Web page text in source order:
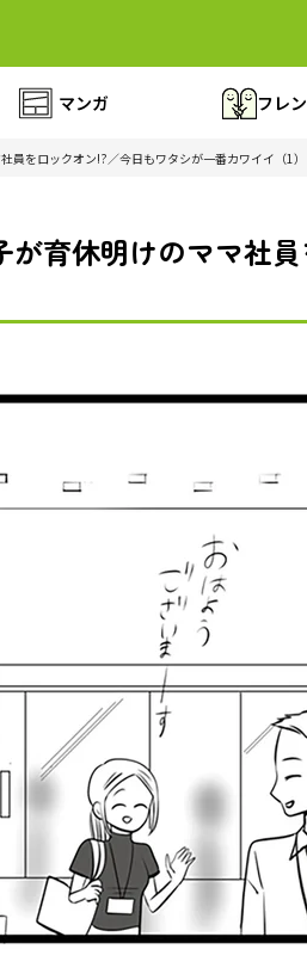
マンガ フレ
員をロックオン!?／今日もワタシが一番カワイイ（1）
が育休明けのママ社